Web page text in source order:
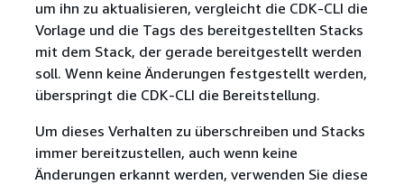
um ihn zu aktualisieren, vergleicht die CDK-CLI die
Vorlage und die Tags des bereitgestellten Stacks
mit dem Stack, der gerade bereitgestellt werden
soll. Wenn keine Änderungen festgestellt werden,
überspringt die CDK-CLI die Bereitstellung.
Um dieses Verhalten zu überschreiben und Stacks
immer bereitzustellen, auch wenn keine
Änderungen erkannt werden, verwenden Sie diese